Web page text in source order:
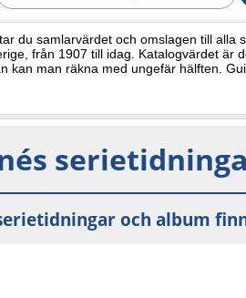
du samlarvärdet och omslagen till alla
från 1907 till idag. Katalogvärdet är
kan man räkna med ungefär hälften.
och album